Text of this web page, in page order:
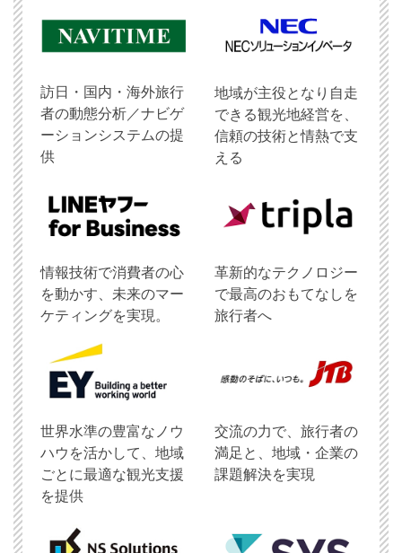
訪日・国内・海外旅行
者の動態分析／ナビゲ
ーションシステムの提
供
地域が主役となり自走
できる観光地経営を、
信頼の技術と情熱で支
える
情報技術で消費者の心
を動かす、未来のマー
ケティングを実現。
革新的なテクノロジー
で最高のおもてなしを
旅行者へ
世界水準の豊富なノウ
ハウを活かして、地域
ごとに最適な観光支援
を提供
交流の力で、旅行者の
満足と、地域・企業の
課題解決を実現